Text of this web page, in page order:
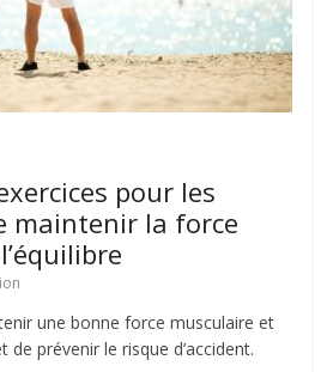
pour les
maintenir la force
une bonne force musculaire et
prévenir le risque d’accident.